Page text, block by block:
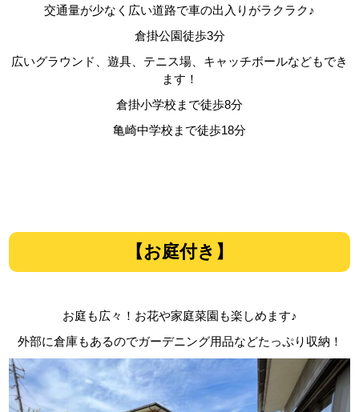
交通量が少なく広い道路で車の出入りがラクラク♪
倉掛公園徒歩3分
広いグラウンド、遊具、テニス場、キャッチボールなどもでき
ます！
倉掛小学校まで徒歩8分
亀崎中学校まで徒歩18分
【お庭付き】
お庭も広々！お花や家庭菜園も楽しめます♪
外部に倉庫もあるのでガーデニング用品などたっぷり収納！